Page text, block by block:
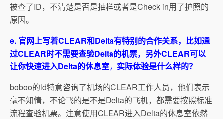
被查了ID，不清楚是否是抽样或者是Check in用了护照的
原因。
e. 官网上写着CLEAR和Delta有特别的合作关系，比如通
过CLEAR时不需要查验Delta的机票，另外CLEAR可以
让你快速进入Delta的休息室，实际体验是什么样的？
boboo的ld特意咨询了机场的CLEAR工作人员，他们表示
毫不知情，不论飞的是不是Delta的飞机，都需要按照标准
流程查验机票。注意使用CLEAR进入Delta的休息室依然